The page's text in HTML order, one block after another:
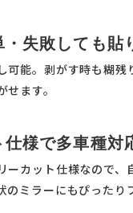
失敗しても貼
可能。剥がす時も糊残
ます。
仕様で多車種対
ーカット仕様なので、
のミラーにもぴったり